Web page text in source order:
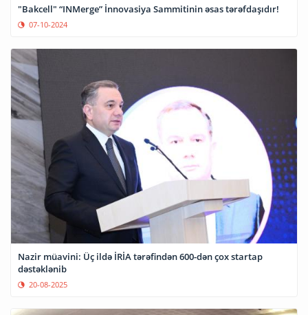
"Bakcell" “INMerge” İnnovasiya Sammitinin əsas tərəfdaşıdır!
07-10-2024
Nazir müavini: Üç ildə İRİA tərəfindən 600-dən çox startap
dəstəklənib
20-08-2025